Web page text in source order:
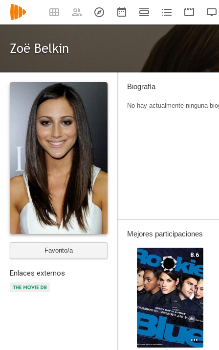
Zoë Belkin
Favorito/a
Enlaces externos
Biografía
No hay actualmente ninguna
Mejores participaciones
8.6